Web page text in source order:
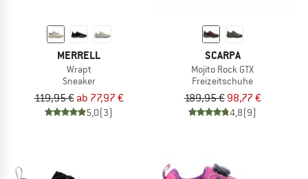
MERRELL
Wrapt
Sneaker
119,95 € ab 77,97 €
5,0(3)
SCARPA
Mojito Rock GTX
Freizeitschuhe
189,95 € 98,77 €
4,8(9)